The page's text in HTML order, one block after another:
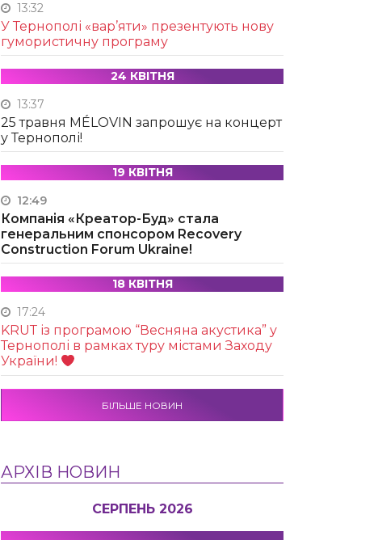
13:32
У Тернополі «вар’яти» презентують нову
гумористичну програму
24 КВІТНЯ
13:37
25 травня MÉLOVIN запрошує на концерт
у Тернополі!
19 КВІТНЯ
12:49
Компанія «Креатор-Буд» стала
генеральним спонсором Recovery
Construction Forum Ukraine!
18 КВІТНЯ
17:24
KRUТ із програмою “Весняна акустика” у
Тернополі в рамках туру містами Заходу
України!
БІЛЬШЕ НОВИН
АРХІВ НОВИН
СЕРПЕНЬ 2026